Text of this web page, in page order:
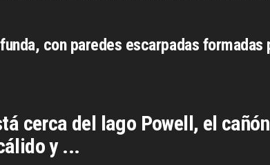
con paredes escarpadas
cerca del lago Powell, el
y ...